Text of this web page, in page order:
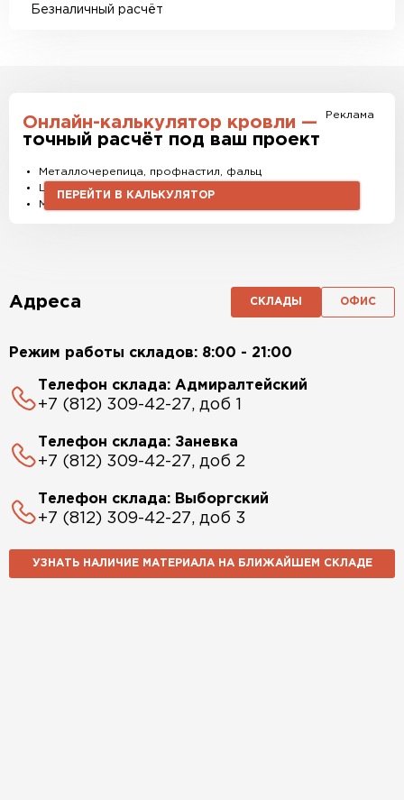
Безналичный расчёт
Реклама
Онлайн-калькулятор кровли —
точный расчёт под ваш проект
Металлочерепица, профнастил, фальц
Штакетник, водостоки и софиты
Материалы и комплектующие
ПЕРЕЙТИ В КАЛЬКУЛЯТОР
Адреса СКЛАДЫ ОФИС
Режим работы складов: 8:00 - 21:00
Телефон склада: Адмиралтейский
+7 (812) 309-42-27, доб 1
Телефон склада: Заневка
+7 (812) 309-42-27, доб 2
Телефон склада: Выборгский
+7 (812) 309-42-27, доб 3
УЗНАТЬ НАЛИЧИЕ МАТЕРИАЛА НА БЛИЖАЙШЕМ СКЛАДЕ